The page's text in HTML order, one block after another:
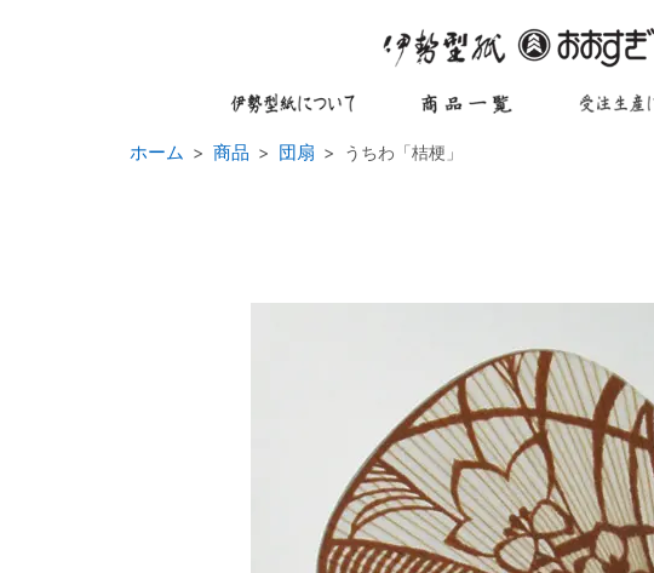
ホーム 商品 団扇 うちわ「桔梗」